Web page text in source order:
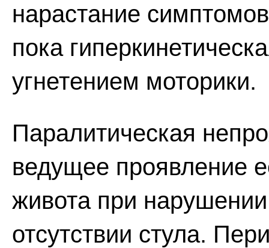
нарастание
пока
угнетением моторики.
Паралитическая
ведущее проявление
живота при
отсутствии стула.